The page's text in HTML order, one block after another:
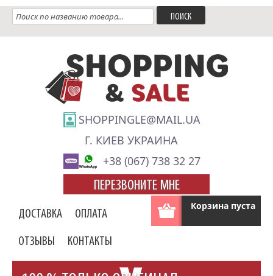
SHOPPINGLE@MAIL.UA
Г. КИЕВ УКРАИНА
+38 (067) 738 32 27
ПЕРЕЗВОНИТЕ МНЕ
Корзина пуста
ДОСТАВКА ОПЛАТА
ОТЗЫВЫ КОНТАКТЫ